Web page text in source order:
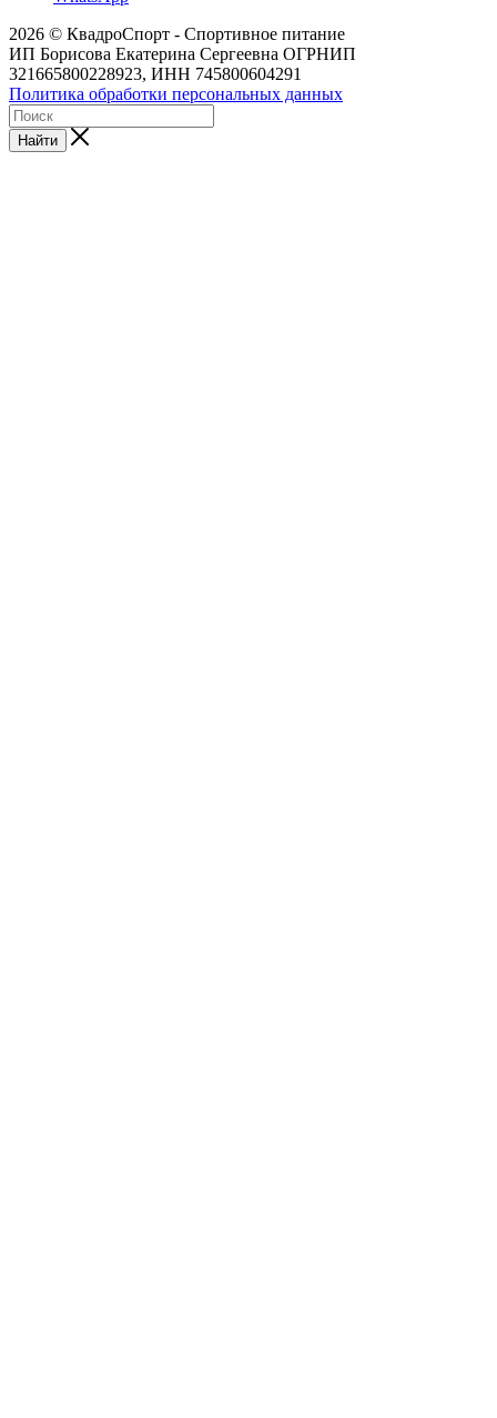
2026 © КвадроСпорт - Спортивное питание
ИП Борисова Екатерина Сергеевна ОГРНИП
321665800228923, ИНН 745800604291
Политика обработки персональных данных
Найти